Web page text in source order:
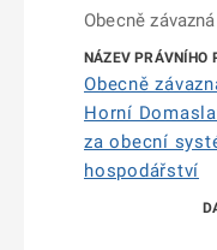
Obecně
Obecně
Horní
za obecní
hospodářství